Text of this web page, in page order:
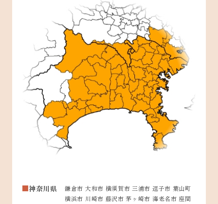
神奈川県
鎌倉市 大和市 横須賀市 三浦市 逗子市 葉山町
横浜市 川崎市 藤沢市 茅ヶ崎市 海老名市 座間